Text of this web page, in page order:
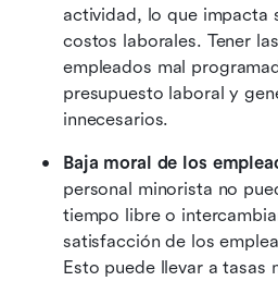
actividad, lo que impacta
costos laborales. Tener
empleados mal
presupuesto laboral y
innecesarios.
Baja moral de los
personal minorista no
tiempo libre o
satisfacción de los
Esto puede llevar a tasas